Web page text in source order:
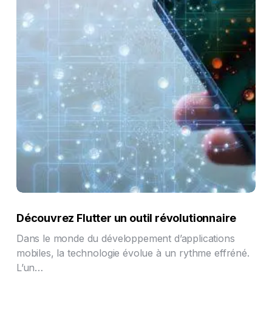
Découvrez Flutter un outil révolutionnaire
Dans le monde du développement d’applications
mobiles, la technologie évolue à un rythme effréné.
L’un…